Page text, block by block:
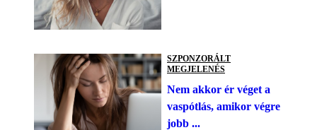
SZPONZORÁLT
MEGJELENÉS
Nem akkor ér véget a
vaspótlás, amikor végre
jobb ...